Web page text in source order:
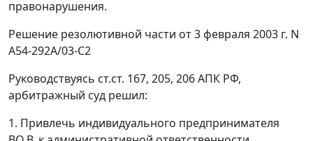
правонарушения.
Решение резолютивной части от 3 февраля 2003 г. N
А54-292А/03-С2
Руководствуясь ст.ст. 167, 205, 206АПК РФ,
арбитражный суд решил:
1. Привлечь индивидуального предпринимателя